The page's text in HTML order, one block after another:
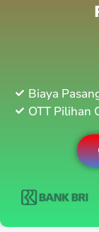
Biaya
OTT Pilihan